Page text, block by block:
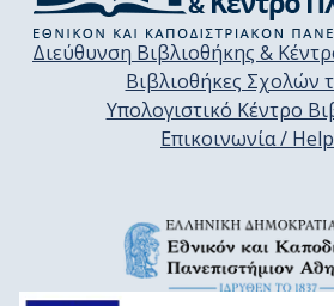
Διεύθυνση Βιβλιοθήκης &
Βιβλιοθήκες Σχολών
Υπολογιστικό Κέντρο
Επικοινωνία /